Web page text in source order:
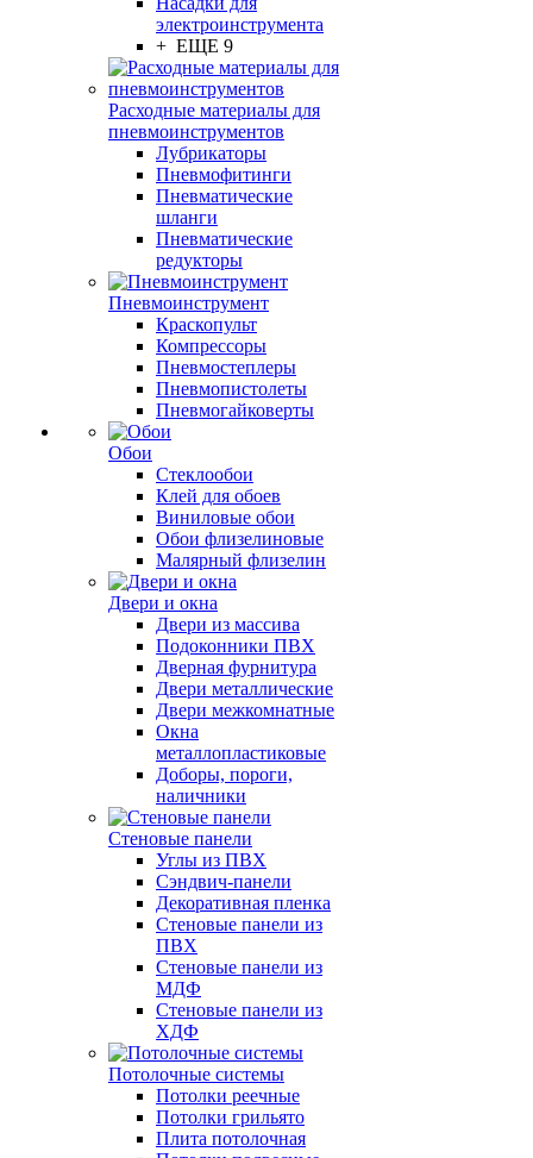
электроинструмента
+ ЕЩЕ 9
Расходные материалы для
пневмоинструментов
Лубрикаторы
Пневмофитинги
Пневматические
шланги
Пневматические
редукторы
Пневмоинструмент
Краскопульт
Компрессоры
Пневмостеплеры
Пневмопистолеты
Пневмогайковерты
Обои
Стеклообои
Клей для обоев
Виниловые обои
Обои флизелиновые
Малярный флизелин
Двери и окна
Двери из массива
Подоконники ПВХ
Дверная фурнитура
Двери металлические
Двери межкомнатные
Окна
металлопластиковые
Доборы, пороги,
наличники
Стеновые панели
Углы из ПВХ
Сэндвич-панели
Декоративная пленка
Стеновые панели из
ПВХ
Стеновые панели из
МДФ
Стеновые панели из
ХДФ
Потолочные системы
Потолки реечные
Потолки грильято
Плита потолочная